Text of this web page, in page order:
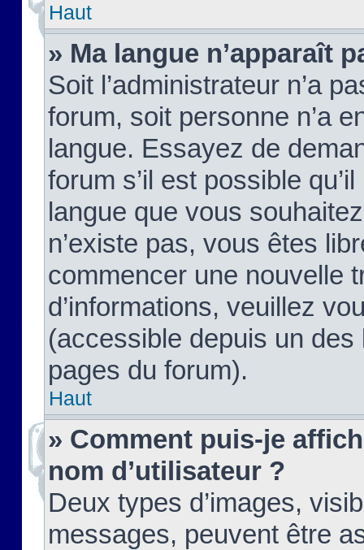
Haut
» Ma langue n’apparaît
Soit l’administrateur n’a
forum, soit personne n’a
langue. Essayez de
forum s’il est possible
langue que vous
n’existe pas, vous êtes
commencer une nouvelle
d’informations, veuillez
(accessible depuis un
pages du forum).
Haut
» Comment puis-je
nom d’utilisateur ?
Deux types d’images,
messages, peuvent être